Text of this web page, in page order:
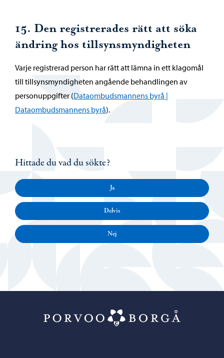
15. Den registrerades rätt att söka
ändring hos tillsynsmyndigheten
Varje registrerad person har rätt att lämna in ett klagomål
till tillsynsmyndigheten angående behandlingen av
personuppgifter (Dataombudsmannens byrå |
Dataombudsmannens byrå).
Hittade du vad du sökte?
Ja
Delvis
Nej